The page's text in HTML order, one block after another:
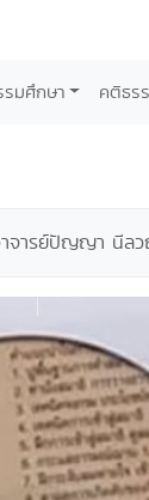
รมศึกษา คติธร
จารย์ปัญญา นีล